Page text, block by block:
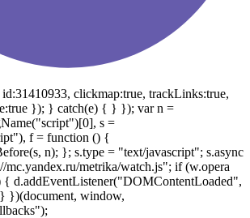
id:31410933, clickmap:true, trackLinks:true,
}); } catch(e) { } }); var n =
s =
f = function () {
n); }; s.type = "text/javascript"; s.async
mc.yandex.ru/metrika/watch.js"; if (w.opera
d.addEventListener("DOMContentLoaded",
})(document, window,